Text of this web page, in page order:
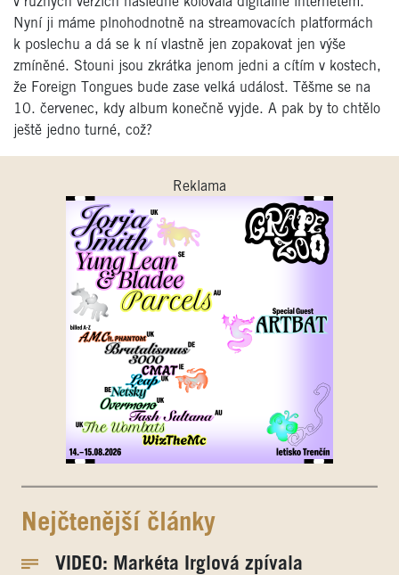
Nyní ji máme plnohodnotně na streamovacích platformách
k poslechu a dá se k ní vlastně jen zopakovat jen výše
zmíněné. Stouni jsou zkrátka jenom jedni a cítím v kostech,
že Foreign Tongues bude zase velká událost. Těšme se na
10. červenec, kdy album konečně vyjde. A pak by to chtělo
ještě jedno turné, což?
Reklama
Nejčtenější články
VIDEO: Markéta Irglová zpívala